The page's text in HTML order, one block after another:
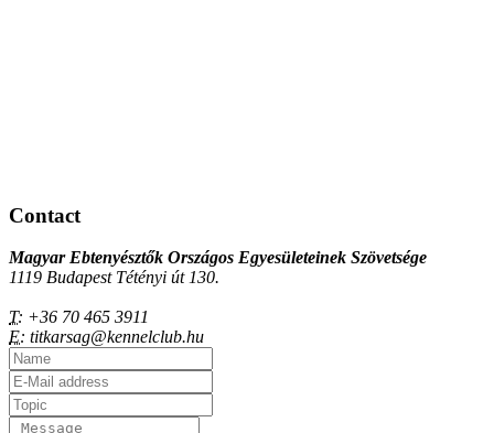
Contact
Magyar Ebtenyésztők Országos Egyesületeinek Szövetsége
1119 Budapest Tétényi út 130.
T: +36 70 465 3911
E: titkarsag@kennelclub.hu